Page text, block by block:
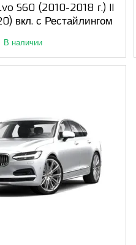
S60 (2010-2018 г.) II
вкл. с Рестайлингом
В наличии